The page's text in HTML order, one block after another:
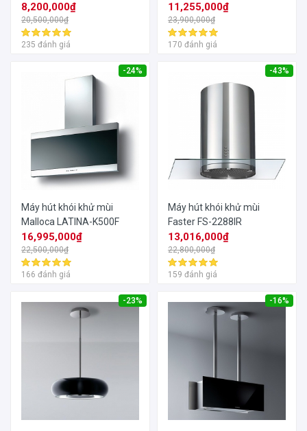
8,200,000₫
20,500,000₫
235 đánh giá
11,255,000₫
23,900,000₫
170 đánh giá
-24%
Máy hút khói khử mùi
Malloca LATINA-K500F
16,995,000₫
22,500,000₫
166 đánh giá
-43%
Máy hút khói khử mùi
Faster FS-2288IR
13,016,000₫
22,800,000₫
159 đánh giá
-23% -16%